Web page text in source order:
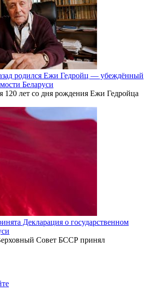
родился Ежи Гедройц — убеждённый
Беларуси
120 лет со дня рождения Ежи Гедройца
Декларация о государственном
Совет БССР принял